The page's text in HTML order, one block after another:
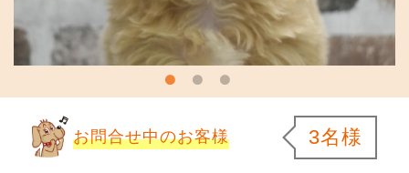
お問合せ中のお客様 3名様